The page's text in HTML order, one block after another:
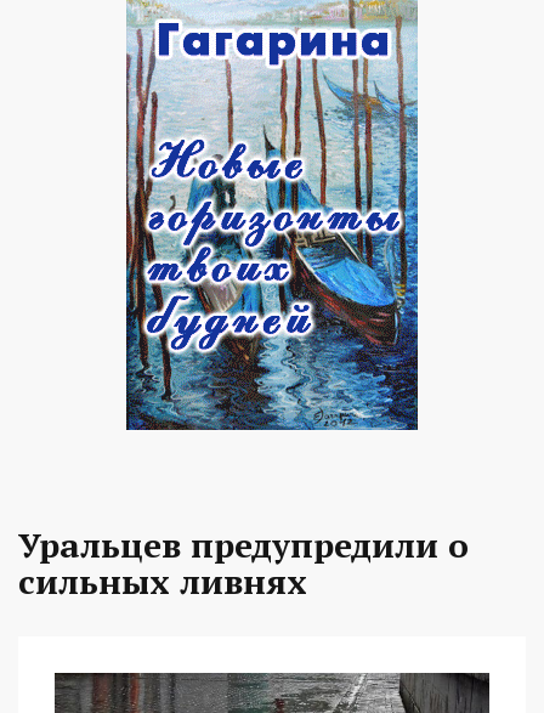
Уральцев предупредили о
сильных ливнях